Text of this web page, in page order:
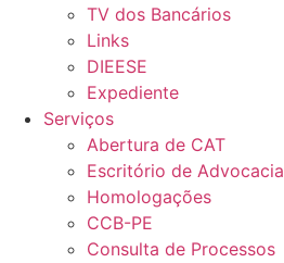
TV dos Bancários
Links
DIEESE
Expediente
Serviços
Abertura de CAT
Escritório de Advocacia
Homologações
CCB-PE
Consulta de Processos